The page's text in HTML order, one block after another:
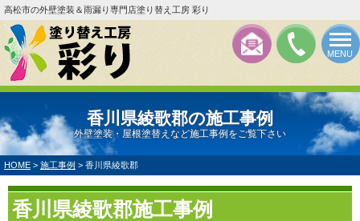
MENU
高松市の外壁塗装＆雨漏り専門店塗り替え工房 彩り
香川県綾歌郡の施工事例
外壁塗装・屋根塗替えなど施工事例をご覧下さい
HOME > 施工事例 > 香川県綾歌郡
香川県綾歌郡施工事例